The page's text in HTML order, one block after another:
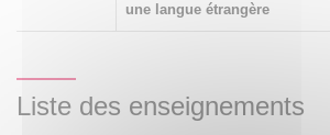
une langue étrangère
Liste des enseignements